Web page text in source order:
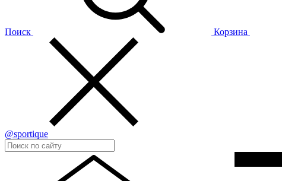
Поиск Корзина
@sportique